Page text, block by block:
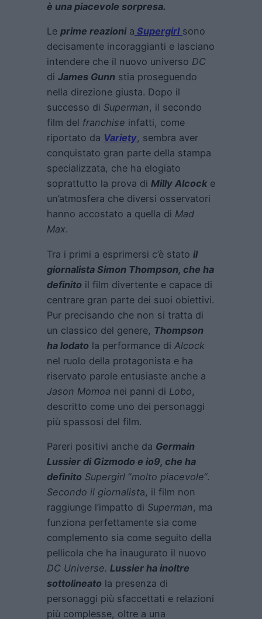
è una piacevole sorpresa.
Le prime reazionia Supergirl sono
decisamente incoraggianti e lasciano
intendere che il nuovo universo DC
di James Gunn stia proseguendo
nella direzione giusta. Dopo il
successo di Superman, il secondo
film del franchise infatti, come
riportato da Variety, sembra aver
conquistato gran parte della stampa
specializzata, che ha elogiato
soprattutto la prova di Milly Alcocke
un’atmosfera che diversi osservatori
hanno accostato a quella di Mad
Max.
Tra i primi a esprimersi c’è stato il
giornalista Simon Thompson, che ha
definito il film divertente e capace di
centrare gran parte dei suoi obiettivi.
Pur precisando che non si tratta di
un classico del genere, Thompson
ha lodato la performance di Alcock
nel ruolo della protagonista e ha
riservato parole entusiaste anche a
Jason Momoa nei panni di Lobo,
descritto come uno dei personaggi
più spassosi del film.
Pareri positivi anche da Germain
Lussier di Gizmodo e io9, che ha
definito Supergirl “molto piacevole“.
Secondo il giornalista, il film non
raggiunge l’impatto di Superman, ma
funziona perfettamente sia come
complemento sia come seguito della
pellicola che ha inaugurato il nuovo
DC Universe. Lussier ha inoltre
sottolineato la presenza di
personaggi più sfaccettati e relazioni
più complesse, oltre a una